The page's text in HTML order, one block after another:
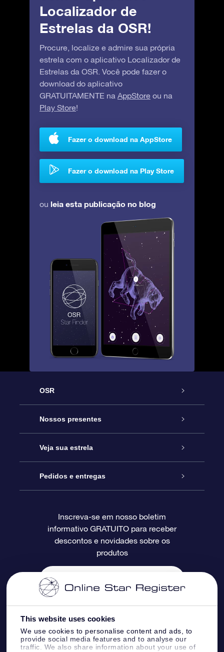
This website uses cookies
We use cookies to personalise content and ads, to
provide social media features and to analyse our
traffic. We also share information about your use of
Localizador de
Estrelas da OSR!
Procure, localize e admire sua própria
estrela com o aplicativo Localizador de
Estrelas da OSR. Você pode fazer o
download do aplicativo
GRATUITAMENTE na AppStore ou na
Play Store!
Fazer o download na AppStore
Fazer o download na Play Store
ou leia esta publicação no blog
OSR
Serviço
Entre em contato conosco
Blog
Avaliações
Nossos presentes
Presente estrelar on-line
Pacote de presente da OSR
O cartão de presente da OSR
Presentes corporativos
Veja sua estrela
Star Register
Página estelar personalizada
Um Milhão de Estrelas
OSR Starsaver
Aplicativo RV Fly me to the stars
Pedidos e entregas
Informações de pagamento
Política de devolução
Constelações
Inscreva-se em nosso boletim
informativo GRATUITO para receber
descontos e novidades sobre os
produtos